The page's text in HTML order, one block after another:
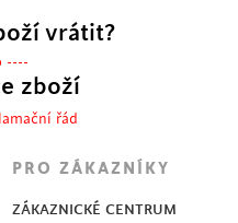
vrátit?
----
zboží
řád
PRO ZÁKAZNÍKY
ZÁKAZNICKÉ CENTRUM